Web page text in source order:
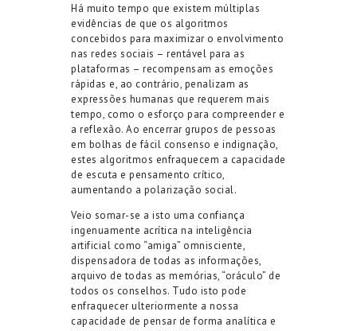
Há muito tempo que existem múltiplas
evidências de que os algoritmos
concebidos para maximizar o envolvimento
nas redes sociais – rentável para as
plataformas – recompensam as emoções
rápidas e, ao contrário, penalizam as
expressões humanas que requerem mais
tempo, como o esforço para compreender e
a reflexão. Ao encerrar grupos de pessoas
em bolhas de fácil consenso e indignação,
estes algoritmos enfraquecem a capacidade
de escuta e pensamento crítico,
aumentando a polarização social.
Veio somar-se a isto uma confiança
ingenuamente acrítica na inteligência
artificial como “amiga” omnisciente,
dispensadora de todas as informações,
arquivo de todas as memórias, “oráculo” de
todos os conselhos. Tudo isto pode
enfraquecer ulteriormente a nossa
capacidade de pensar de forma analítica e